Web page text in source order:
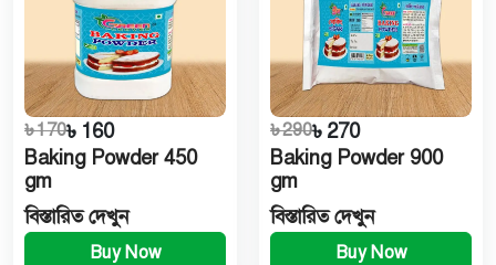
৳ 170৳ 160
Baking Powder 450
gm
বিস্তারিত দেখুন
Buy Now
৳ 290৳ 270
Baking Powder 900
gm
বিস্তারিত দেখুন
Buy Now